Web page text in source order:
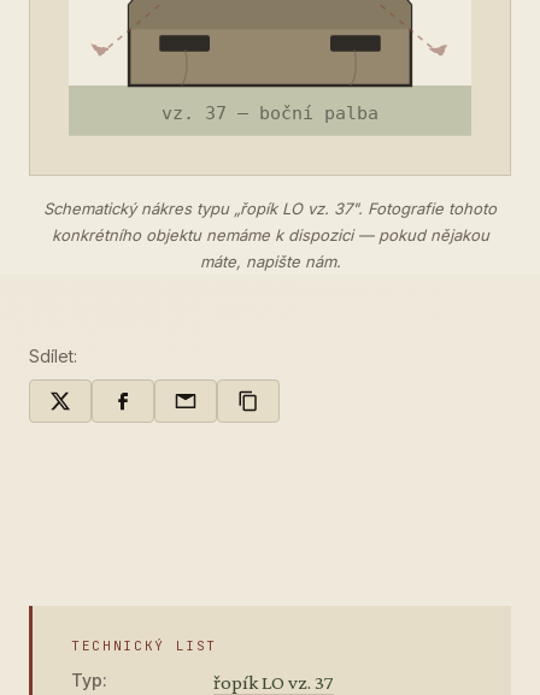
Schematický nákres typu „řopík LO vz. 37". Fotografie tohoto
konkrétního objektu nemáme k dispozici — pokud nějakou
máte, napište nám.
Sdílet:
TECHNICKÝ LIST
Typ: řopík LO vz. 37